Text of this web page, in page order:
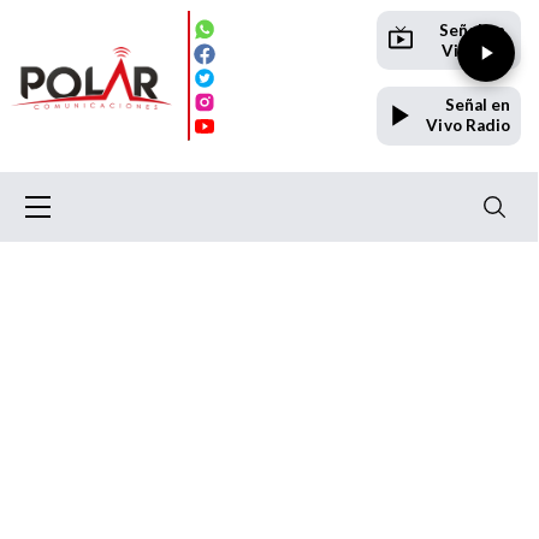
Señal en
Vivo TV
Señal en
Vivo Radio